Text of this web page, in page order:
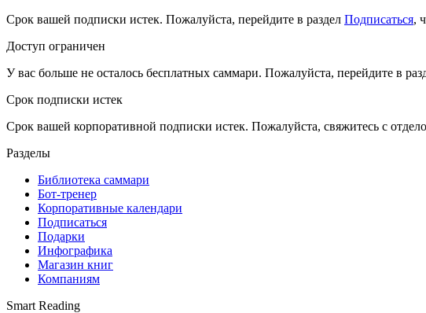
Срок вашей подписки истек. Пожалуйста, перейдите в раздел Подписаться,
Доступ ограничен
У вас больше не осталось бесплатных саммари. Пожалуйста, перейдите в
Срок подписки истек
Срок вашей корпоративной подписки истек. Пожалуйста, свяжитесь с
Разделы
Библиотека саммари
Бот-тренер
Корпоративные календари
Подписаться
Подарки
Инфографика
Магазин книг
Компаниям
Smart Reading